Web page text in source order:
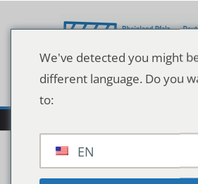
Inhalt
We've detected you might
different language. Do you
to:
EN